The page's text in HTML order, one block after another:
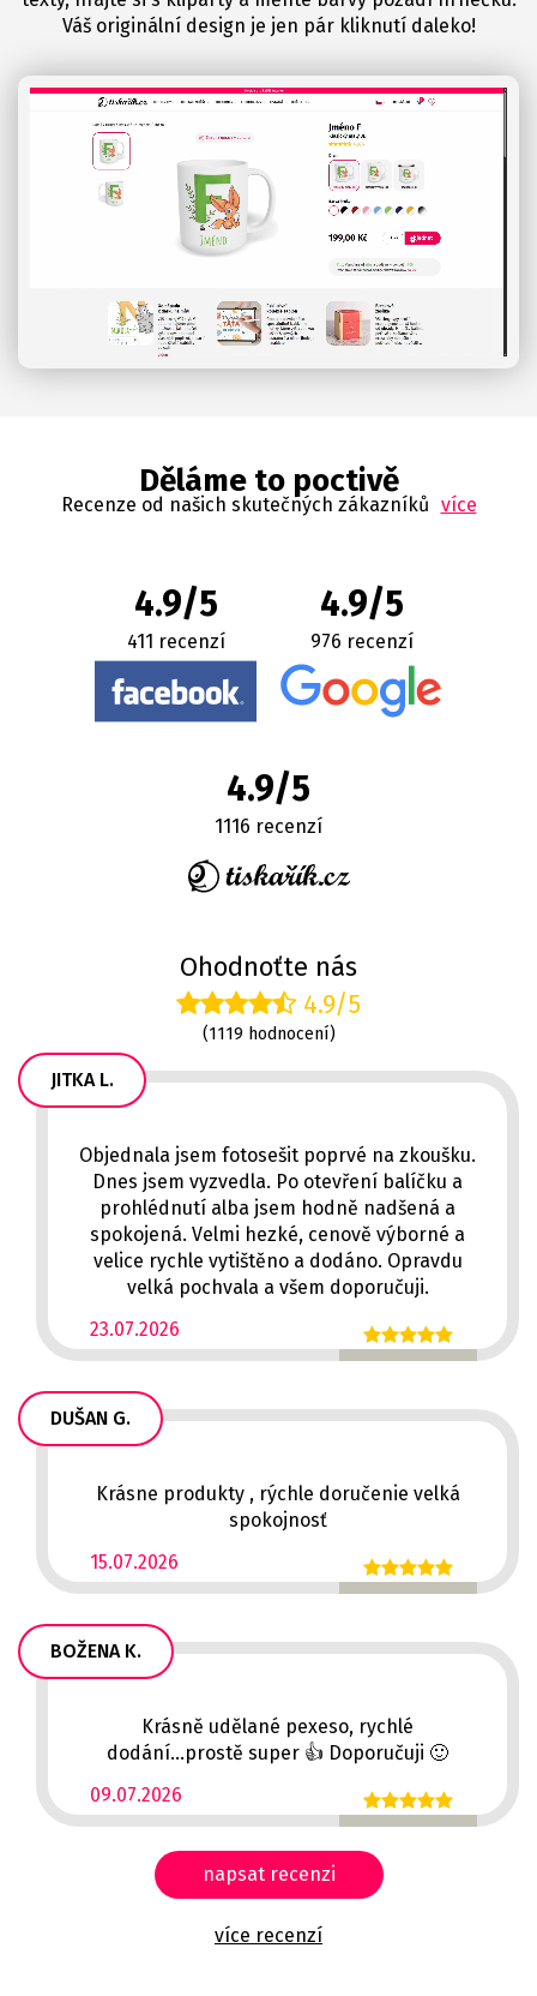
Váš originální design je jen pár kliknutí daleko!
Děláme to poctivě
Recenze od našich skutečných zákazníků více
4.9/5
411 recenzí
4.9/5
976 recenzí
4.9/5
1116 recenzí
Ohodnoťte nás
4.9/5
(1119 hodnocení)
JITKA L.
23.07.2026
Objednala jsem fotosešit poprvé na zkoušku.
Dnes jsem vyzvedla. Po otevření balíčku a
prohlédnutí alba jsem hodně nadšená a
spokojená. Velmi hezké, cenově výborné a
velice rychle vytištěno a dodáno. Opravdu
velká pochvala a všem doporučuji.
DUŠAN G.
15.07.2026
Krásne produkty , rýchle doručenie velká
spokojnosť
BOŽENA K.
09.07.2026
Krásně udělané pexeso, rychlé
dodání...prostě super 👍 Doporučuji 🙂
napsat recenzi
více recenzí